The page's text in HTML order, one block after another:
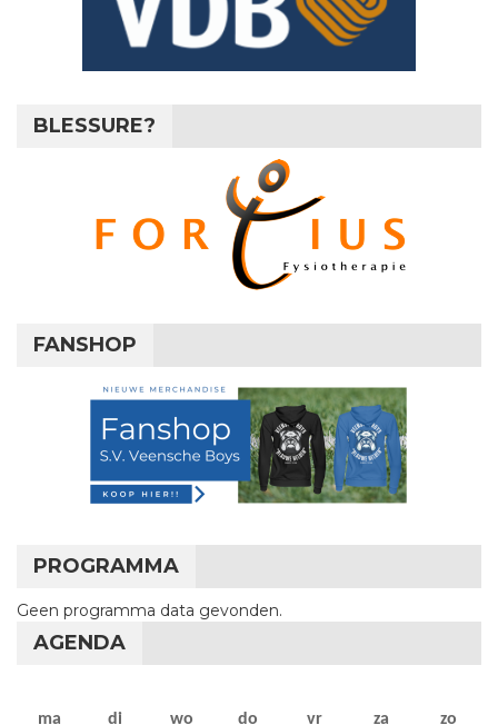
BLESSURE?
FANSHOP
PROGRAMMA
Geen programma data gevonden.
AGENDA
ma maandag
di dinsdag
wo woensdag
do donderdag
vr vrijdag
za zaterdag
zo